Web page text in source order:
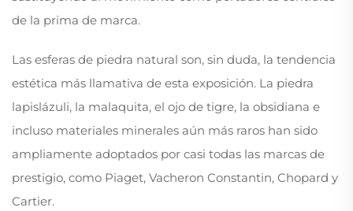
de la prima de marca.
Las esferas de piedra natural son, sin duda, la tendencia
estética más llamativa de esta exposición. La piedra
lapislázuli, la malaquita, el ojo de tigre, la obsidiana e
incluso materiales minerales aún más raros han sido
ampliamente adoptados por casi todas las marcas de
prestigio, como Piaget, Vacheron Constantin, Chopard y
Cartier.